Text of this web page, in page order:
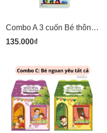
Combo A 3 cuốn Bé thông minh Trổ tài so sánh Dọc ngang - Trên dưới - To nhỏ - Kim Đồng
135.000₫